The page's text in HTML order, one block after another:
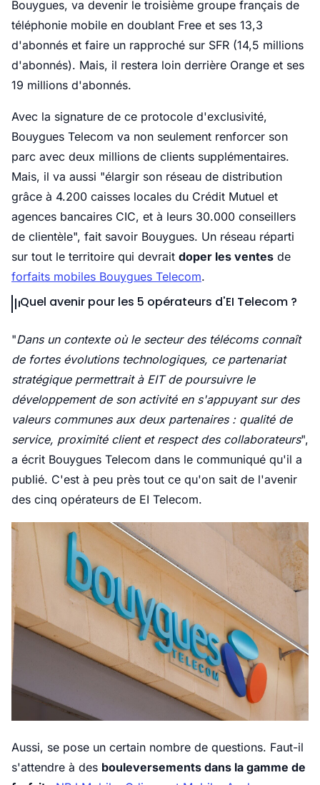
Bouygues, va devenir le troisième groupe français de
téléphonie mobile en doublant Free et ses 13,3
d'abonnés et faire un rapproché sur SFR (14,5 millions
d'abonnés). Mais, il restera loin derrière Orange et ses
19 millions d'abonnés.
Avec la signature de ce protocole d'exclusivité,
Bouygues Telecom va non seulement renforcer son
parc avec deux millions de clients supplémentaires.
Mais, il va aussi "élargir son réseau de distribution
grâce à 4.200 caisses locales du Crédit Mutuel et
agences bancaires CIC, et à leurs 30.000 conseillers
de clientèle", fait savoir Bouygues. Un réseau réparti
sur tout le territoire qui devrait doper les ventes de
forfaits mobiles Bouygues Telecom.
Quel avenir pour les 5 opérateurs d'EI Telecom ?
"Dans un contexte où le secteur des télécoms connaît
de fortes évolutions technologiques, ce partenariat
stratégique permettrait à EIT de poursuivre le
développement de son activité en s'appuyant sur des
valeurs communes aux deux partenaires : qualité de
service, proximité client et respect des collaborateurs",
a écrit Bouygues Telecom dans le communiqué qu'il a
publié. C'est à peu près tout ce qu'on sait de l'avenir
des cinq opérateurs de EI Telecom.
Aussi, se pose un certain nombre de questions. Faut-il
s'attendre à des bouleversements dans la gamme de